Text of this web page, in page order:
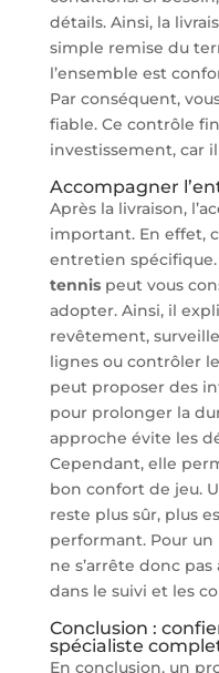
détails. Ainsi, la
simple remise du
l’ensemble est
Par conséquent,
fiable. Ce contrôle
investissement, car
Accompagner
Après la livraison,
important. En effet,
entretien spécifique.
tennispeut vous
adopter. Ainsi, il
revêtement,
lignes ou contrôler
peut proposer des
pour prolonger la
approche évite les
Cependant, elle
bon confort de jeu.
reste plus sûr, plus
performant. Pour un
ne s’arrête donc
dans le suivi et les
Conclusion :
spécialiste
En conclusion, un